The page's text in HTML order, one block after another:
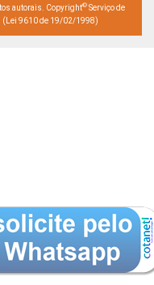
autorais. Copyright© Serviço de
(Lei 9610 de 19/02/1998)